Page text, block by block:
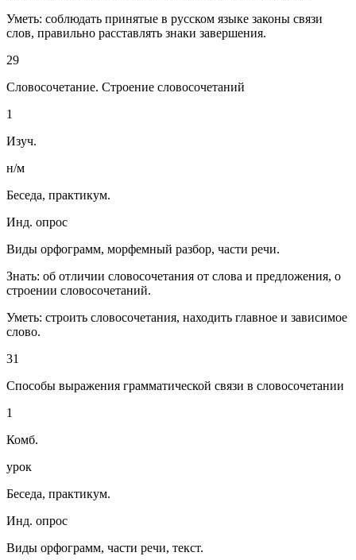
Уметь: соблюдать принятые в русском языке законы связи
слов, правильно расставлять знаки завершения.
29
Словосочетание. Строение словосочетаний
1
Изуч.
н/м
Беседа, практикум.
Инд. опрос
Виды орфограмм, морфемный разбор, части речи.
Знать: об отличии словосочетания от слова и предложения, о
строении словосочетаний.
Уметь: строить словосочетания, находить главное и зависимое
слово.
31
Способы выражения грамматической связи в словосочетании
1
Комб.
урок
Беседа, практикум.
Инд. опрос
Виды орфограмм, части речи, текст.